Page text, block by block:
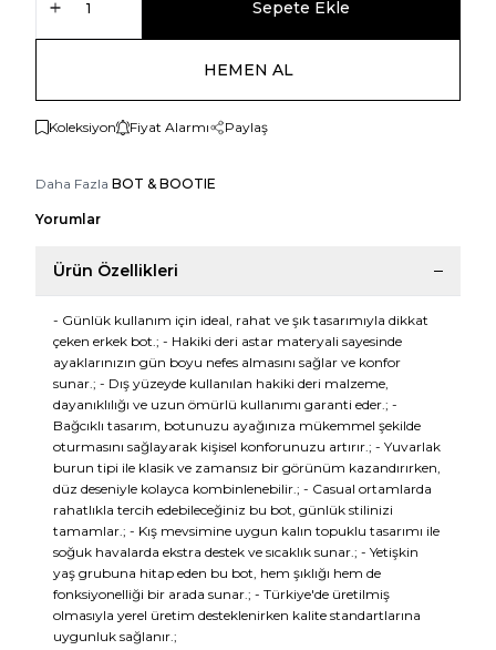
Sepete Ekle
HEMEN AL
Koleksiyon Fiyat Alarmı Paylaş
Daha Fazla BOT & BOOTIE
Yorumlar
Ürün Özellikleri
- Günlük kullanım için ideal, rahat ve şık tasarımıyla dikkat
çeken erkek bot.; - Hakiki deri astar materyali sayesinde
ayaklarınızın gün boyu nefes almasını sağlar ve konfor
sunar.; - Dış yüzeyde kullanılan hakiki deri malzeme,
dayanıklılığı ve uzun ömürlü kullanımı garanti eder.; -
Bağcıklı tasarım, botunuzu ayağınıza mükemmel şekilde
oturmasını sağlayarak kişisel konforunuzu artırır.; - Yuvarlak
burun tipi ile klasik ve zamansız bir görünüm kazandırırken,
düz deseniyle kolayca kombinlenebilir.; - Casual ortamlarda
rahatlıkla tercih edebileceğiniz bu bot, günlük stilinizi
tamamlar.; - Kış mevsimine uygun kalın topuklu tasarımı ile
soğuk havalarda ekstra destek ve sıcaklık sunar.; - Yetişkin
yaş grubuna hitap eden bu bot, hem şıklığı hem de
fonksiyonelliği bir arada sunar.; - Türkiye'de üretilmiş
olmasıyla yerel üretim desteklenirken kalite standartlarına
uygunluk sağlanır.;